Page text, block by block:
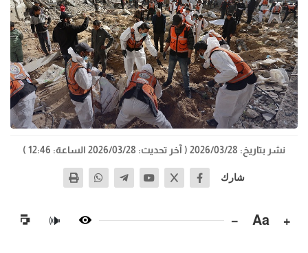
نشر بتاريخ: 2026/03/28 ( آخر تحديث: 2026/03/28 الساعة: 12:46 )
شارك
+
Aa
−
🔊